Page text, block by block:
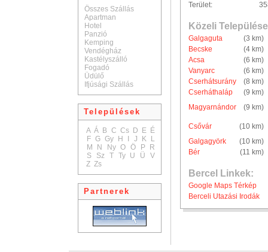
Összes Szállás
Apartman
Hotel
Panzió
Kemping
Vendégház
Kastélyszálló
Fogadó
Üdülő
Ifjúsági Szállás
Települések
A Á B C Cs D E É
F G Gy H J K
L
M
N Ny O Ö P
R
S
Sz T Ty U Ü
V
Z Zs
Partnerek
Terület:
Közeli
Galgaguta
(3 km)
Becske
(4 km)
Acsa
(6 km)
Vanyarc
(6 km)
Cserhátsurány
(8 km)
Cserháthaláp
(9 km)
Magyarnándor
(9 km)
Csővár
(10 km)
Galgagyörk
(10 km)
Bér
(11 km)
Bercel Linkek:
Google Maps Térkép
Berceli Utazási Irodák